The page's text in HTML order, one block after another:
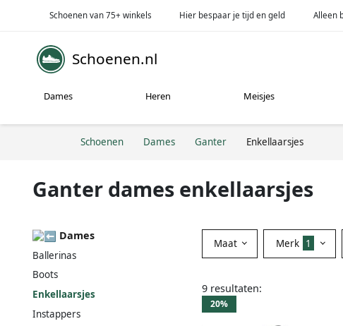
Schoenen van 75+ winkels Hier bespaar je tijd en geld Alleen
Schoenen.nl
Dames Heren Meisjes
Schoenen Dames Ganter Enkellaarsjes
Ganter dames enkellaarsjes
Dames
Ballerinas
Boots
Enkellaarsjes
Instappers
Maat Merk 1
9 resultaten:
20%